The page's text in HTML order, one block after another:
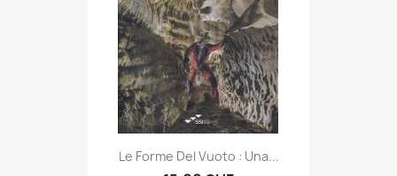
Le Forme Del Vuoto : Una...